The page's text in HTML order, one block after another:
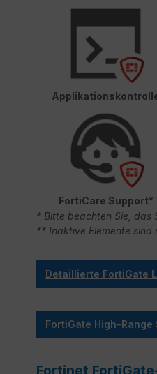
FortiCare Support*
* Bitte beachten Sie, das
** Inaktive Elemente sind
Detaillierte FortiGate
FortiGate High-Range
Fortinet